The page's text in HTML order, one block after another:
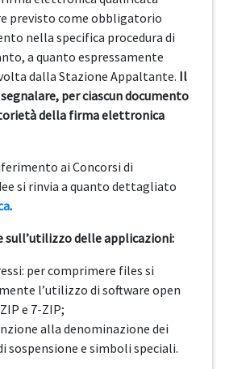
previsto come obbligatorio
nella specifica procedura di
a quanto espressamente
dalla Stazione Appaltante. Il
per ciascun documento
della firma elettronica
ai Concorsi di
si rinvia a quanto dettagliato
.
sull’utilizzo delle applicazioni:
per comprimere files si
l’utilizzo di software open
e 7-ZIP;
alla denominazione dei
sospensione e simboli speciali.